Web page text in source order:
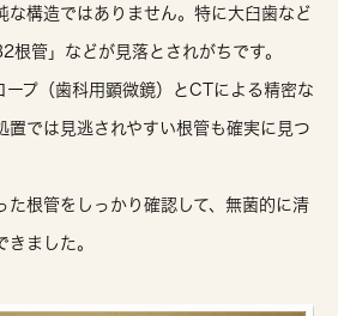
な構造ではありません。特に大臼歯など
根管」などが見落とされがち です。
ープ（歯科用顕微鏡）とCTによる精密な
置では見逃されやすい根管も確実に見つ
た根管をしっかり確認して、無菌的に清
ました。